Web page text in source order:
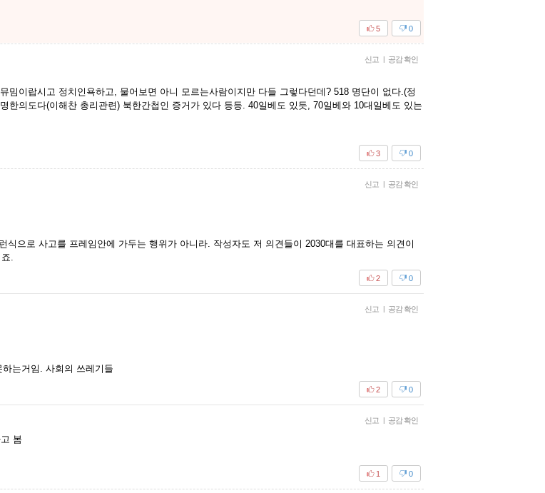
0
5
신고 | 공감 확인
밈이랍시고 정치인욕하고, 물어보면 아니 모르는사람이지만 다들 그렇다던데? 518 명단이 없다.(정
한의도다(이해찬 총리관련) 북한간첩인 증거가 있다 등등. 40일베도 있듯, 70일베와 10대일베도 있는
0
3
신고 | 공감 확인
으로 사고를 프레임안에 가두는 행위가 아니라. 작성자도 저 의견들이 2030대를 대표하는 의견이
.
0
2
신고 | 공감 확인
는거임. 사회의 쓰레기들
0
2
신고 | 공감 확인
봄
0
1